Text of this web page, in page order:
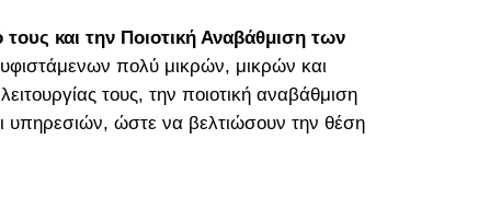
και την Ποιοτική Αναβάθμιση των
πολύ μικρών, μικρών και
τους, την ποιοτική αναβάθμιση
υπηρεσιών, ώστε να βελτιώσουν την θέση